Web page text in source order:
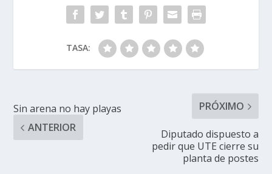
TASA:
Sin arena no hay playas
ANTERIOR
PRÓXIMO
Diputado dispuesto a
pedir que UTE cierre su
planta de postes